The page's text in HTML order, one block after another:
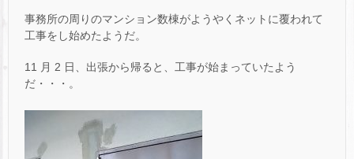
事務所の周りのマンション数棟がようやくネットに覆われて
工事をし始めたようだ。
11 月 2 日、出張から帰ると、工事が始まっていたよう
だ・・・。